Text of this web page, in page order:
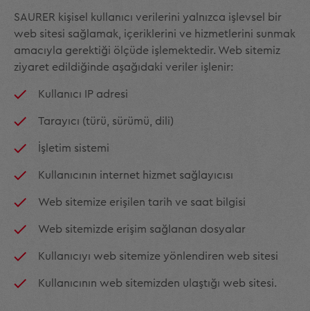
SAURER kişisel kullanıcı verilerini yalnızca işlevsel bir
web sitesi sağlamak, içeriklerini ve hizmetlerini sunmak
amacıyla gerektiği ölçüde işlemektedir. Web sitemiz
ziyaret edildiğinde aşağıdaki veriler işlenir:
Kullanıcı IP adresi
Tarayıcı (türü, sürümü, dili)
İşletim sistemi
Kullanıcının internet hizmet sağlayıcısı
Web sitemize erişilen tarih ve saat bilgisi
Web sitemizde erişim sağlanan dosyalar
Kullanıcıyı web sitemize yönlendiren web sitesi
Kullanıcının web sitemizden ulaştığı web sitesi.